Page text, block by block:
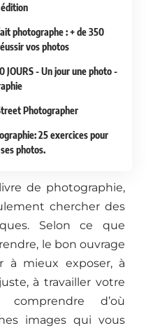
photographe : + de 350
vos photos
JOURS - Un jour une photo -
Photographer
25 exercices pour
photos.
de photographie,
chercher des
Selon ce que
le bon ouvrage
à mieux exposer, à
à travailler votre
d’où
images qui vous